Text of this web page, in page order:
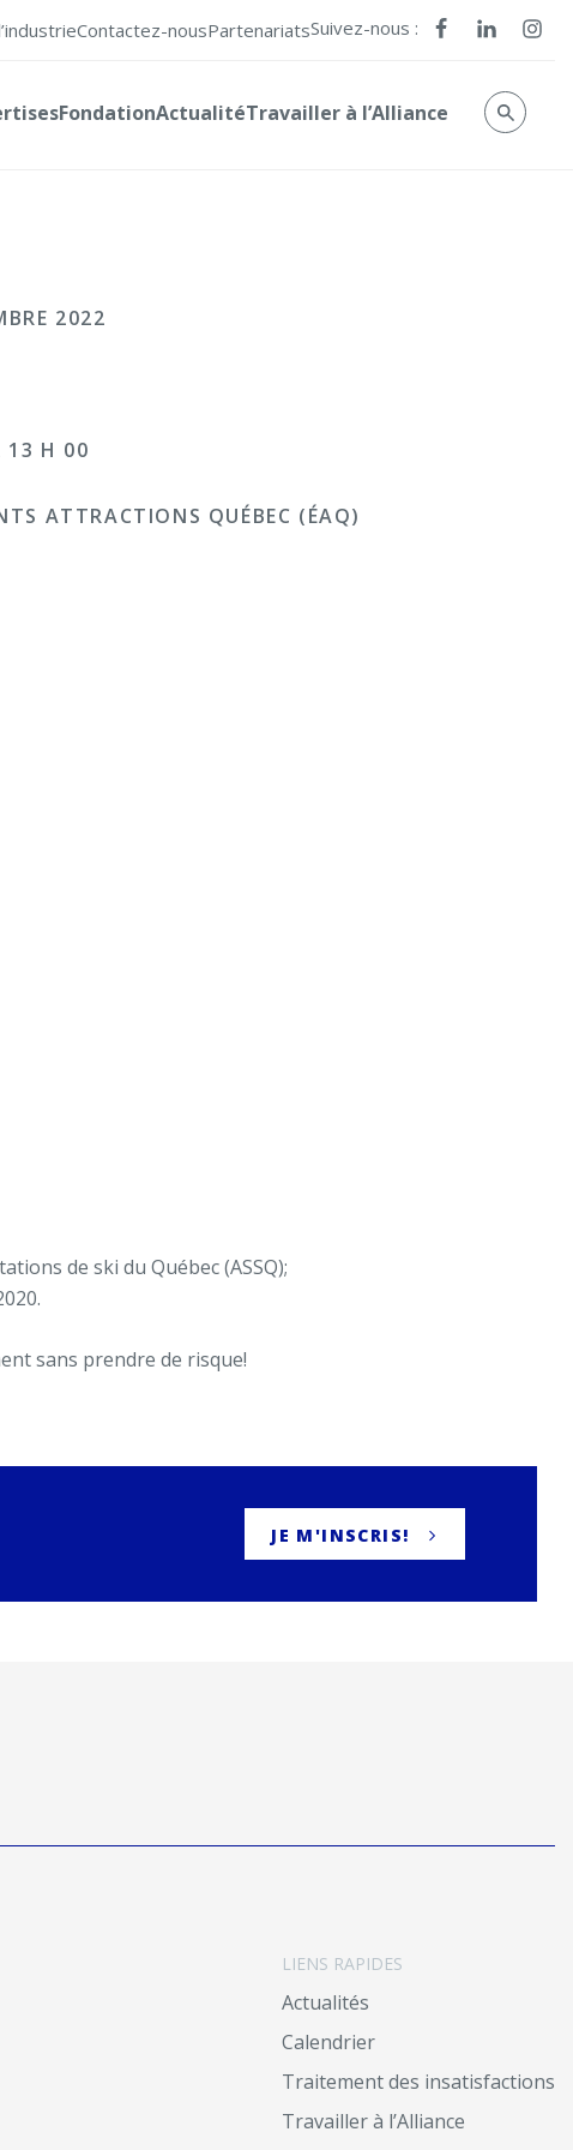
Contactez-nousPartenariatsSuivez-nous :
FondationActualitéTravailler à l’Alliance
2022
13 H 00
ATTRACTIONS QUÉBEC (ÉAQ)
de ski du Québec (ASSQ);
sans prendre de risque!
JE M'INSCRIS!
LIENS RAPIDES
Actualités
Calendrier
Traitement des insatisfactions
Travailler à l’Alliance